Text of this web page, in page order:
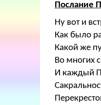
Послание
Ну вот и
Как было
Какой же
Во многих
И каждый